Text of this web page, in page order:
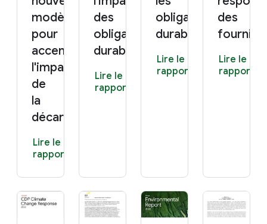
modèle
pour
accentuer
l'impact
de
la
décarbonation
Lire le
rapport
des
obligations
durables
Lire le
rapport
obligations
durables
Lire le
rapport
des
Lire le
rapport